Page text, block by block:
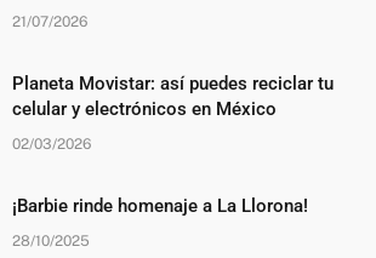
21/07/2026
Planeta Movistar: así puedes reciclar tu
celular y electrónicos en México
02/03/2026
¡Barbie rinde homenaje a La Llorona!
28/10/2025